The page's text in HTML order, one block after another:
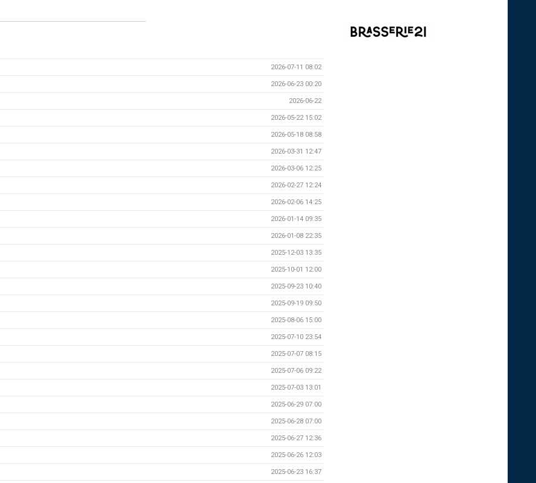
2026-07-11 08:02
2026-06-23 00:20
2026-06-22
2026-05-22 15:02
2026-05-18 08:58
2026-03-31 12:47
2026-03-06 12:25
2026-02-27 12:24
2026-02-06 14:25
2026-01-14 09:35
2026-01-08 22:35
2025-12-03 13:35
2025-10-01 12:00
2025-09-23 10:40
2025-09-19 09:50
2025-08-06 15:00
2025-07-10 23:54
2025-07-07 08:15
2025-07-06 09:22
2025-07-03 13:01
2025-06-29 07:00
2025-06-28 07:00
2025-06-27 12:36
2025-06-26 12:03
2025-06-23 16:37